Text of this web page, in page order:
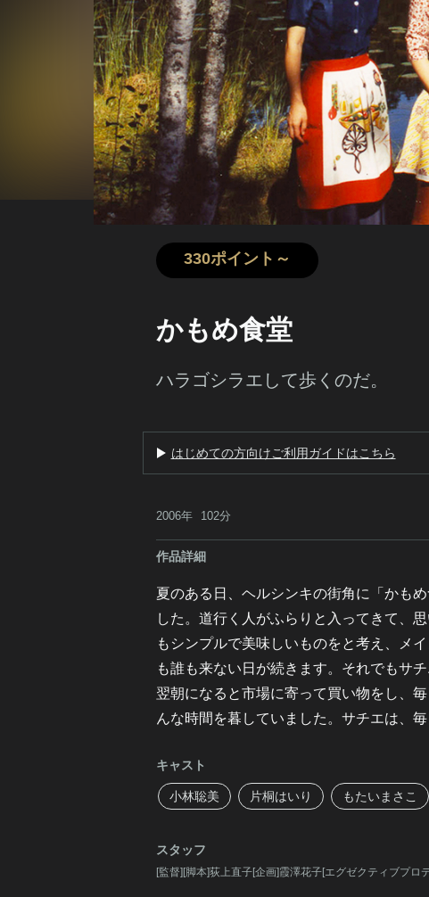
330ポイント～
かもめ食堂
ハラゴシラエして歩くのだ。
はじめての方向けご利用ガイドはこちら
2006年 102分
作品詳細
夏のある日、ヘルシンキの街角に「かも
した。道行く人がふらりと入ってきて、
もシンプルで美味しいものをと考え、メ
も誰も来ない日が続きます。それでもサ
翌朝になると市場に寄って買い物をし、
んな時間を暮していました。サチエは、
キャスト
小林聡美 片桐はいり もたいまさこ
スタッフ
[監督][脚本]荻上直子[企画]霞澤花子[エグゼクティブプ